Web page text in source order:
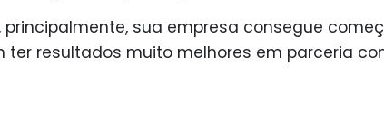
sua empresa consegue
resultados muito melhores em parceria